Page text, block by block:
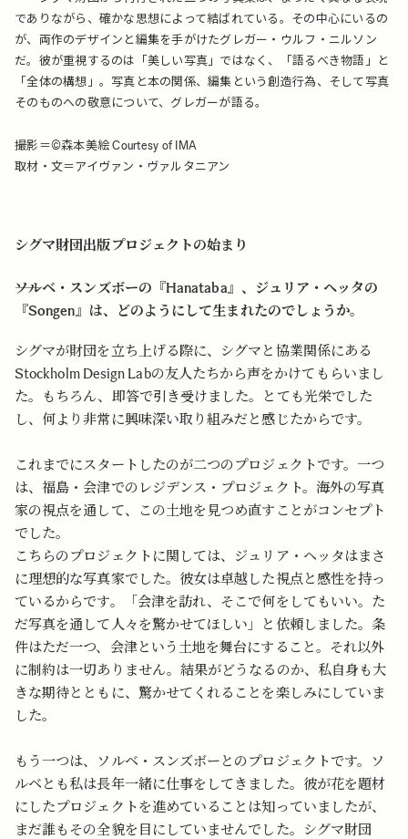
でありながら、確かな思想によって結ばれている。その中心にいるの
が、両作のデザインと編集を手がけたグレガー・ウルフ・ニルソン
だ。彼が重視するのは「美しい写真」ではなく、「語るべき物語」と
「全体の構想」。写真と本の関係、編集という創造行為、そして写真
そのものへの敬意について、グレガーが語る。
撮影＝©森本美絵 Courtesy of IMA
取材・文＝アイヴァン・ヴァルタニアン
シグマ財団出版プロジェクトの始まり
――ソルベ・スンズボーの『Hanataba』、ジュリア・ヘッタの
『Songen』は、どのようにして生まれたのでしょうか。
シグマが財団を立ち上げる際に、シグマと協業関係にある
Stockholm Design Labの友人たちから声をかけてもらいまし
た。もちろん、即答で引き受けました。とても光栄でした
し、何より非常に興味深い取り組みだと感じたからです。
これまでにスタートしたのが二つのプロジェクトです。一つ
は、福島・会津でのレジデンス・プロジェクト。海外の写真
家の視点を通して、この土地を見つめ直すことがコンセプト
でした。
こちらのプロジェクトに関しては、ジュリア・ヘッタはまさ
に理想的な写真家でした。彼女は卓越した視点と感性を持っ
ているからです。「会津を訪れ、そこで何をしてもいい。た
だ写真を通して人々を驚かせてほしい」と依頼しました。条
件はただ一つ、会津という土地を舞台にすること。それ以外
に制約は一切ありません。結果がどうなるのか、私自身も大
きな期待とともに、驚かせてくれることを楽しみにしていま
した。
もう一つは、ソルベ・スンズボーとのプロジェクトです。ソ
ルベとも私は長年一緒に仕事をしてきました。彼が花を題材
にしたプロジェクトを進めていることは知っていましたが、
まだ誰もその全貌を目にしていませんでした。シグマ財団